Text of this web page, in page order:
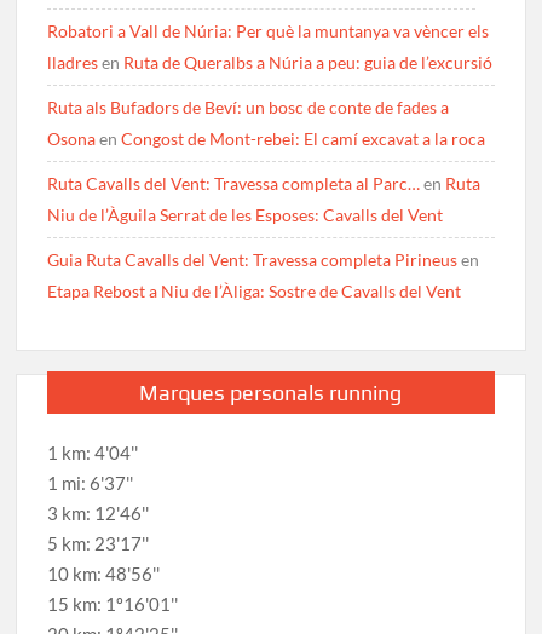
Robatori a Vall de Núria: Per què la muntanya va vèncer els
lladresen Ruta de Queralbs a Núria a peu: guia de l’excursió
Ruta als Bufadors de Beví: un bosc de conte de fades a
OsonaenCongost de Mont-rebei: El camí excavat a la roca
Ruta Cavalls del Vent: Travessa completa al Parc…en Ruta
Niu de l’Àguila Serrat de les Esposes: Cavalls del Vent
Guia Ruta Cavalls del Vent: Travessa completa Pirineusen
Etapa Rebost a Niu de l’Àliga: Sostre de Cavalls del Vent
Marques personals running
1 km: 4'04''
1 mi: 6'37''
3 km: 12'46''
5 km: 23'17''
10 km: 48'56''
15 km: 1º16'01''